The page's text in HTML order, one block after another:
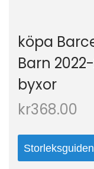
köpa
Barn
byxor
kr368.00
Storleksguiden